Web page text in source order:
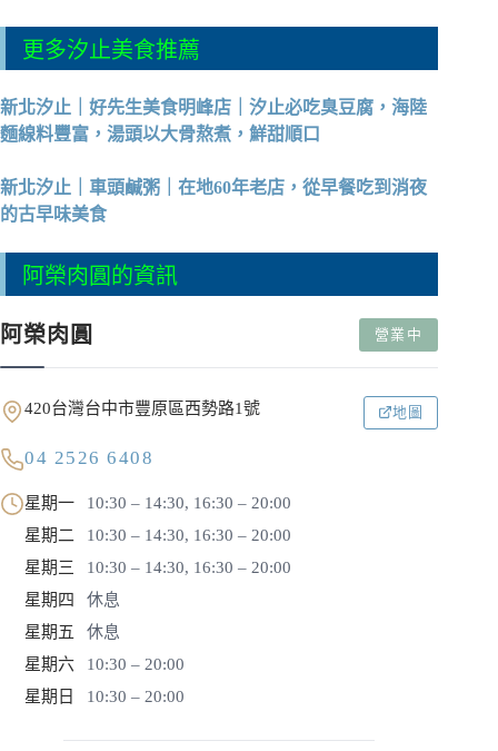
更多汐止美食推薦
新北汐止｜好先生美食明峰店｜汐止必吃臭豆腐，海陸
麵線料豐富，湯頭以大骨熬煮，鮮甜順口
新北汐止｜車頭鹹粥｜在地60年老店，從早餐吃到消夜
的古早味美食
阿榮肉圓的資訊
阿榮肉圓 營業中
420台灣台中市豐原區西勢路1號 地圖
04 2526 6408
星期一
10:30 – 14:30, 16:30 – 20:00
星期二
10:30 – 14:30, 16:30 – 20:00
星期三
10:30 – 14:30, 16:30 – 20:00
星期四
休息
星期五
休息
星期六
10:30 – 20:00
星期日
10:30 – 20:00